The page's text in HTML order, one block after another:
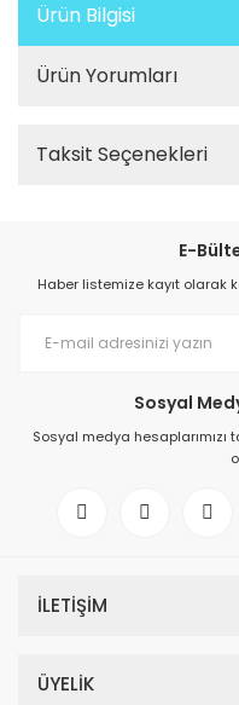
Ürün Bilgisi
Ürün Yorumları
Taksit Seçenekleri
E-
Haber listemize kayıt
Sosyal
Sosyal medya
İLETİŞİM
ÜYELİK